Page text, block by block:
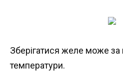
Зберігатися желе може за
температури.